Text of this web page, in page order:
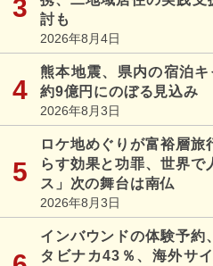
討も
2026年8月4日
熊本地震、県内の宿泊キ
約9億円にのぼる見込み
2026年8月3日
ロケ地めぐりが富裕層旅
らす効果と功罪、世界で
ス」次の舞台は南仏
2026年8月3日
インバウンドの体験予約
タビナカ43％、海外サ